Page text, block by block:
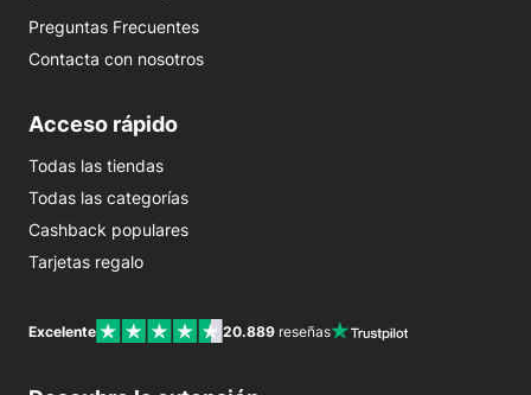
Preguntas Frecuentes
Contacta con nosotros
Acceso rápido
Todas las tiendas
Todas las categorías
Cashback populares
Tarjetas regalo
Excelente 20.889 reseñas